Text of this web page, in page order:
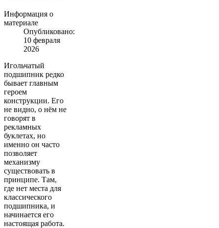
Информация о
материале
Опубликовано:
10 февраля
2026
Игольчатый
подшипник редко
бывает главным
героем
конструкции. Его
не видно, о нём не
говорят в
рекламных
буклетах, но
именно он часто
позволяет
механизму
существовать в
принципе. Там,
где нет места для
классического
подшипника, и
начинается его
настоящая работа.